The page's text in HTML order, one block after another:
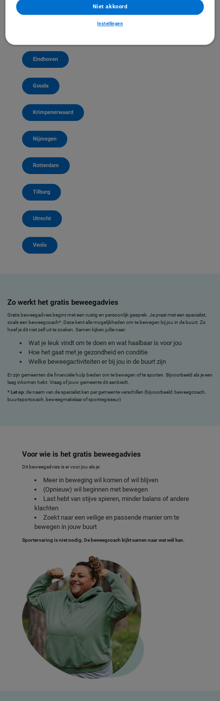
Eindhoven
Gouda
Krimpenerwaard
Nijmegen
Rotterdam
Tilburg
Utrecht
Venlo
Zo werkt het gratis beweegadvies
Gratis beweegadvies begint met een rustig en persoonlijk gesprek. Je praat met een specialist,
zoals een beweegcoach*. Deze kent alle mogelijkheden om te bewegen bij jou in de buurt. Zo
hoef je dit niet zelf uit te zoeken. Samen kijken jullie naar:
Wat je leuk vindt om te doen en wat haalbaar is voor jou
Hoe het gaat met je gezondheid en conditie
Welke beweegactiviteiten er bij jou in de buurt zijn
Er zijn gemeenten die financiële hulp bieden om te bewegen of te sporten. Bijvoorbeeld als je een
laag inkomen hebt. Vraag of jouw gemeente dit aanbiedt.
* Let op: de naam van de specialist kan per gemeente verschillen (bijvoorbeeld: beweegcoach,
buurtsportcoach, beweegmakelaar of sportregisseur)
Voor wie is het gratis beweegadvies
Dit beweegadvies is er voor jou als je:
Meer in beweging wil komen of wil blijven
(Opnieuw) wil beginnen met bewegen
Last hebt van stijve spieren, minder balans of andere
klachten
Zoekt naar een veilige en passende manier om te
bewegen in jouw buurt
Sportervaring is niet nodig. De beweegcoach kijkt samen naar wat wél kan.
Instellingen
Niet akkoord